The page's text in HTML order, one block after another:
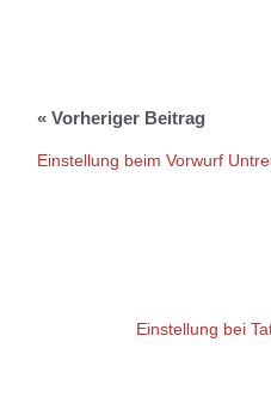
Einstellung beim Vorwurf
Einstellung bei